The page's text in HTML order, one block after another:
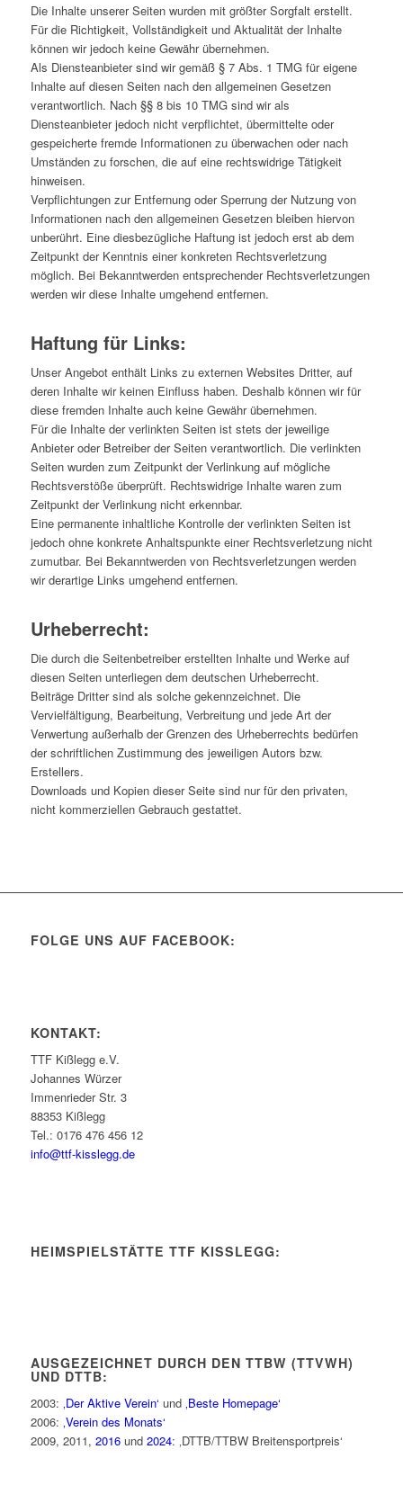
Die Inhalte unserer Seiten wurden mit größter Sorgfalt erstellt.
Für die Richtigkeit, Vollständigkeit und Aktualität der Inhalte
können wir jedoch keine Gewähr übernehmen.
Als Diensteanbieter sind wir gemäß § 7 Abs. 1 TMG für eigene
Inhalte auf diesen Seiten nach den allgemeinen Gesetzen
verantwortlich. Nach §§ 8 bis 10 TMG sind wir als
Diensteanbieter jedoch nicht verpflichtet, übermittelte oder
gespeicherte fremde Informationen zu überwachen oder nach
Umständen zu forschen, die auf eine rechtswidrige Tätigkeit
hinweisen.
Verpflichtungen zur Entfernung oder Sperrung der Nutzung von
Informationen nach den allgemeinen Gesetzen bleiben hiervon
unberührt. Eine diesbezügliche Haftung ist jedoch erst ab dem
Zeitpunkt der Kenntnis einer konkreten Rechtsverletzung
möglich. Bei Bekanntwerden entsprechender Rechtsverletzungen
werden wir diese Inhalte umgehend entfernen.
Haftung für Links:
Unser Angebot enthält Links zu externen Websites Dritter, auf
deren Inhalte wir keinen Einfluss haben. Deshalb können wir für
diese fremden Inhalte auch keine Gewähr übernehmen.
Für die Inhalte der verlinkten Seiten ist stets der jeweilige
Anbieter oder Betreiber der Seiten verantwortlich. Die verlinkten
Seiten wurden zum Zeitpunkt der Verlinkung auf mögliche
Rechtsverstöße überprüft. Rechtswidrige Inhalte waren zum
Zeitpunkt der Verlinkung nicht erkennbar.
Eine permanente inhaltliche Kontrolle der verlinkten Seiten ist
jedoch ohne konkrete Anhaltspunkte einer Rechtsverletzung nicht
zumutbar. Bei Bekanntwerden von Rechtsverletzungen werden
wir derartige Links umgehend entfernen.
Urheberrecht:
Die durch die Seitenbetreiber erstellten Inhalte und Werke auf
diesen Seiten unterliegen dem deutschen Urheberrecht.
Beiträge Dritter sind als solche gekennzeichnet. Die
Vervielfältigung, Bearbeitung, Verbreitung und jede Art der
Verwertung außerhalb der Grenzen des Urheberrechts bedürfen
der schriftlichen Zustimmung des jeweiligen Autors bzw.
Erstellers.
Downloads und Kopien dieser Seite sind nur für den privaten,
nicht kommerziellen Gebrauch gestattet.
FOLGE UNS AUF FACEBOOK:
KONTAKT:
TTF Kißlegg e.V.
Johannes Würzer
Immenrieder Str. 3
88353 Kißlegg
Tel.: 0176 476 456 12
info@ttf-kisslegg.de
HEIMSPIELSTÄTTE TTF KISSLEGG:
AUSGEZEICHNET DURCH DEN TTBW (TTVWH)
UND DTTB:
2003: ‚Der Aktive Verein‘ und ‚Beste Homepage‘
2006: ‚Verein des Monats‘
2009, 2011, 2016und 2024: ‚DTTB/TTBW Breitensportpreis‘